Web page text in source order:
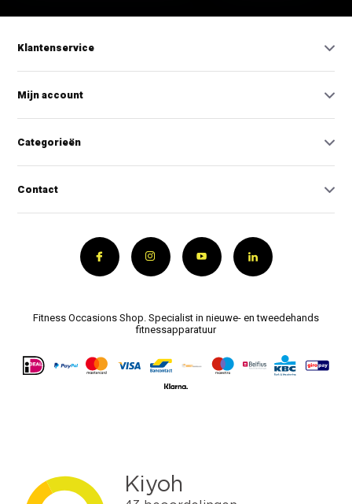
Klantenservice
Mijn account
Categorieën
Contact
Fitness Occasions Shop. Specialist in nieuwe- en tweedehands
fitnessapparatuur